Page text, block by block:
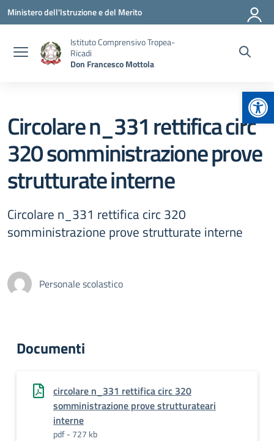
Vai ai contenuti
Vai al menu di navigazione
Vai al footer
Ministero dell'Istruzione e del Merito
Istituto Comprensivo Tropea-
Ricadi
Don Francesco Mottola
Circolare n_331 rettifica circ
320 somministrazione prove
strutturate interne
Circolare n_331 rettifica circ 320
somministrazione prove strutturate interne
Personale scolastico
Documenti
circolare n_331 rettifica circ 320
somministrazione prove strutturateari
interne
pdf - 727 kb